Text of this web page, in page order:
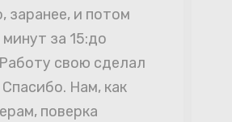
заранее, и потом
за 15:до
свою сделал
Нам, как
поверка